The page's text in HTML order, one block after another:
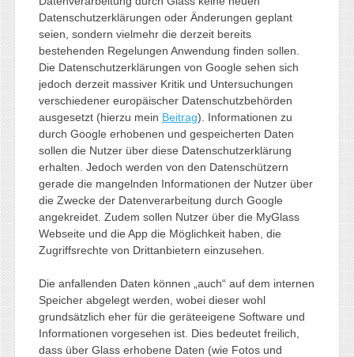
Datenschutzerklärungen oder Änderungen geplant
seien, sondern vielmehr die derzeit bereits
bestehenden Regelungen Anwendung finden sollen.
Die Datenschutzerklärungen von Google sehen sich
jedoch derzeit massiver Kritik und Untersuchungen
verschiedener europäischer Datenschutzbehörden
ausgesetzt (hierzu mein Beitrag). Informationen zu
durch Google erhobenen und gespeicherten Daten
sollen die Nutzer über diese Datenschutzerklärung
erhalten. Jedoch werden von den Datenschützern
gerade die mangelnden Informationen der Nutzer über
die Zwecke der Datenverarbeitung durch Google
angekreidet. Zudem sollen Nutzer über die MyGlass
Webseite und die App die Möglichkeit haben, die
Zugriffsrechte von Drittanbietern einzusehen.
Die anfallenden Daten können „auch“ auf dem internen
Speicher abgelegt werden, wobei dieser wohl
grundsätzlich eher für die geräteeigene Software und
Informationen vorgesehen ist. Dies bedeutet freilich,
dass über Glass erhobene Daten (wie Fotos und